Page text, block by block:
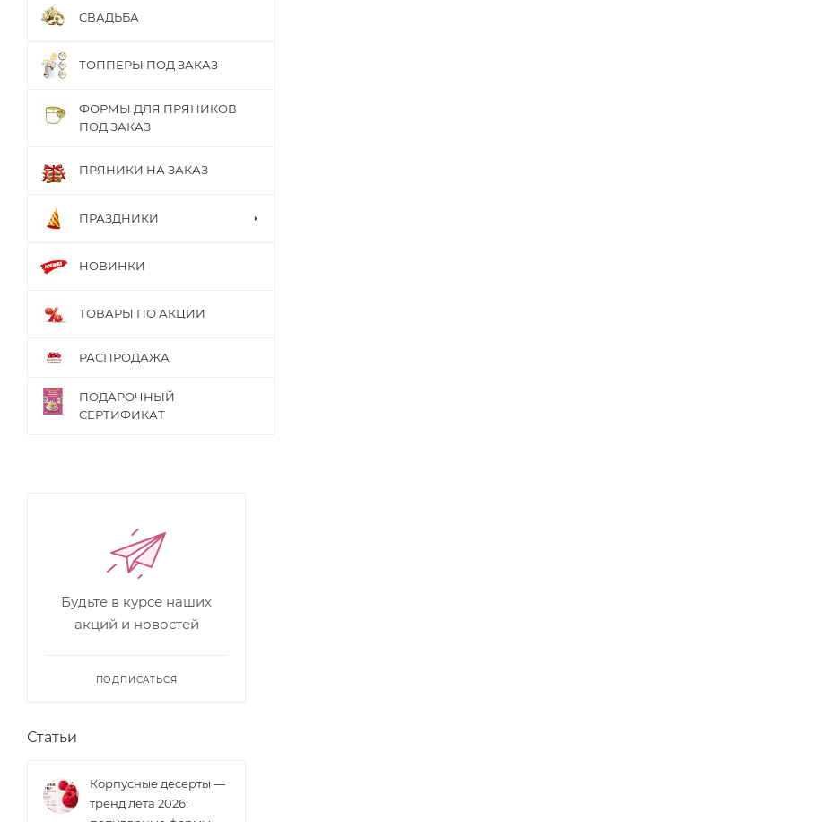
СВАДЬБА
ТОППЕРЫ ПОД ЗАКАЗ
ФОРМЫ ДЛЯ ПРЯНИКОВ
ПОД ЗАКАЗ
ПРЯНИКИ НА ЗАКАЗ
ПРАЗДНИКИ
НОВИНКИ
ТОВАРЫ ПО АКЦИИ
РАСПРОДАЖА
ПОДАРОЧНЫЙ
СЕРТИФИКАТ
Будьте в курсе наших
акций и новостей
ПОДПИСАТЬСЯ
Статьи
Корпусные десерты —
тренд лета 2026: